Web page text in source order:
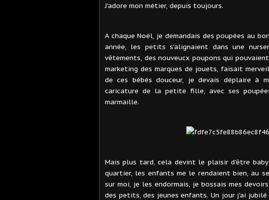
J'adore mon métier, depuis toujours.
A chaque Noël, je demandais des poupées au
année, les petits s'alignaient dans une
vêtements, des nouveucx poupons qui
marketing des marques de jouets, faisait
de ces bébés douceur, je devais déplaire à
caricature de la petite fille, avec ses
marmaille.
Mais plus tard, cela devint le plaisir d'être
quartier, les enfants me le rendaient bien, au
sur moi, je les endormais, je bossais mes
des petits, des jeunes enfants. Un jour j'ai